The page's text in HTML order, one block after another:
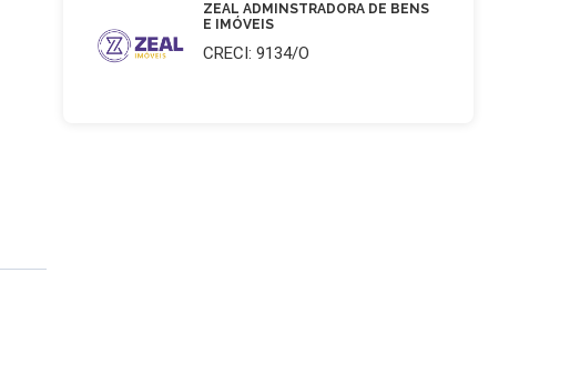
ZEAL ADMINSTRADORA DE BENS
E IMÓVEIS
CRECI: 9134/O